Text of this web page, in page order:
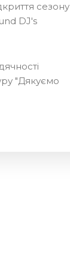
сезону
DJ's
"Дякуємо